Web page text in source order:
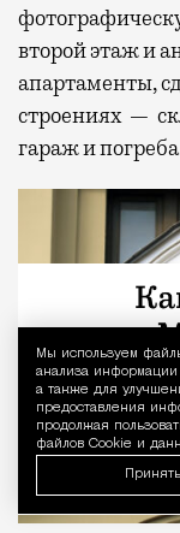
Мы используем
анализа информации
а также для
предоставления
продолжая
файлов Cookie и
Принять
второй этаж и
апартаменты,
строениях —
гараж и